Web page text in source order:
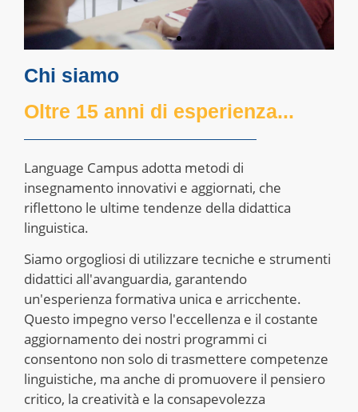
Chi siamo
Oltre 15 anni di esperienza...
Language Campus adotta metodi di
insegnamento innovativi e aggiornati, che
riflettono le ultime tendenze della didattica
linguistica.
Siamo orgogliosi di utilizzare tecniche e strumenti
didattici all'avanguardia, garantendo
un'esperienza formativa unica e arricchente.
Questo impegno verso l'eccellenza e il costante
aggiornamento dei nostri programmi ci
consentono non solo di trasmettere competenze
linguistiche, ma anche di promuovere il pensiero
critico, la creatività e la consapevolezza